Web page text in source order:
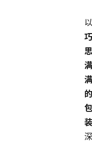
以
巧
思
满
满
的
包
装
深